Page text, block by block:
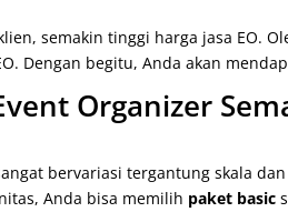
semakin tinggi harga jasa EO.
Dengan begitu, Anda akan
Organizer
bervariasi tergantung skala
Anda bisa memilih paket basic